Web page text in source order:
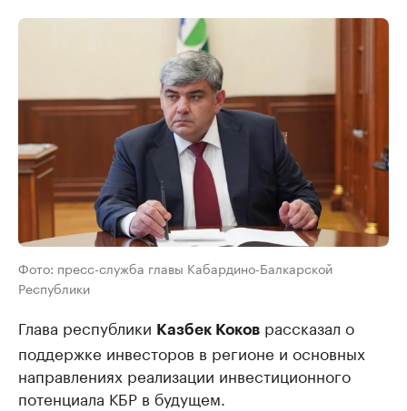
Фото: пресс-служба главы Кабардино-Балкарской
Республики
Глава республики Казбек Коков рассказал о
поддержке инвесторов в регионе и основных
направлениях реализации инвестиционного
потенциала КБР в будущем.